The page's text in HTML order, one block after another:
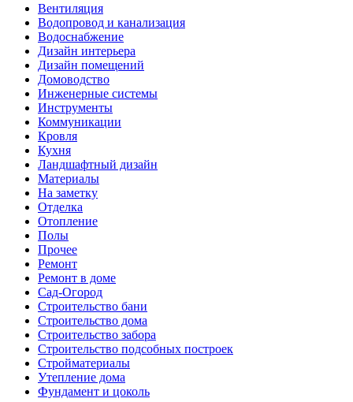
Вентиляция
Водопровод и канализация
Водоснабжение
Дизайн интерьера
Дизайн помещений
Домоводство
Инженерные системы
Инструменты
Коммуникации
Кровля
Кухня
Ландшафтный дизайн
Материалы
На заметку
Отделка
Отопление
Полы
Прочее
Ремонт
Ремонт в доме
Сад-Огород
Строительство бани
Строительство дома
Строительство забора
Строительство подсобных построек
Стройматериалы
Утепление дома
Фундамент и цоколь